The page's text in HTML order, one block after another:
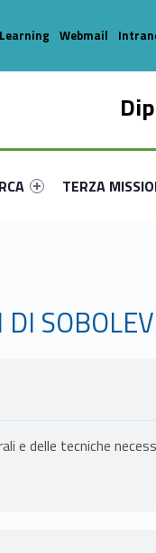
primary-84996-16
#link-menu-
Link identifier
TERZA
Webmail
e delle tecniche